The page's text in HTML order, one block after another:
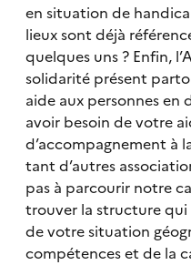
en situation de
lieux sont déjà
quelques uns ? Enfin,
solidarité présent
aide aux personnes
avoir besoin de votre
d’accompagnement à
tant d’autres
pas à parcourir notre
trouver la structure
de votre situation
compétences et de la